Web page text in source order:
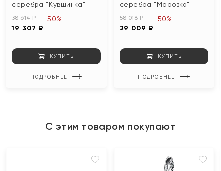
серебра "Кувшинка"
38 614 ₽
19 307 ₽
-50%
КУПИТЬ
ПОДРОБНЕЕ
серебра "Морозко"
58 018 ₽
29 009 ₽
-50%
КУПИТЬ
ПОДРОБНЕЕ
С этим товаром покупают